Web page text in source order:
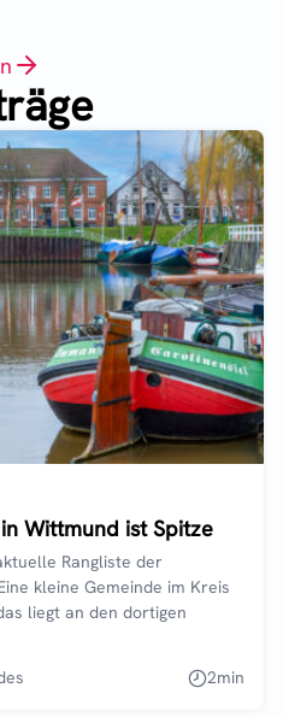
Wittmund ist Spitze
Rangliste der
kleine Gemeinde im Kreis
liegt an den dortigen
2min